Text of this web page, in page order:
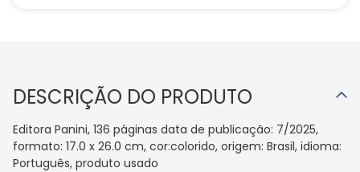
DESCRIÇÃO DO PRODUTO
Editora Panini, 136 páginas data de publicação: 7/2025,
formato: 17.0 x 26.0 cm, cor:colorido, origem: Brasil, idioma:
Português, produto usado